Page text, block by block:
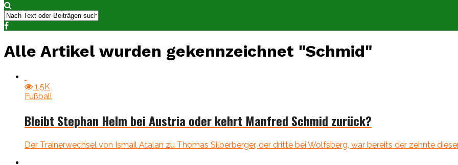
Alle Artikel wurden gekennzeichnet "Schmid"
1.5K
Fußball
Bleibt Stephan Helm bei Austria oder kehrt Manfred Schmid zurück?
Der Trainerwechsel von Ismail Atalan zu Thomas Silberberger, der dritte bei Wolfsberg, war bereits der zehnte